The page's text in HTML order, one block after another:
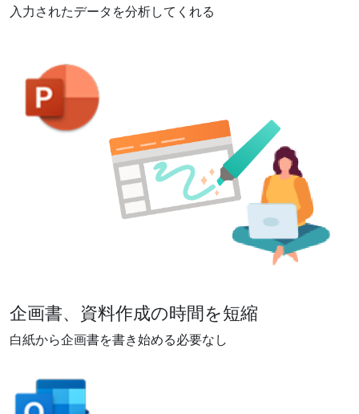
入力されたデータを分析してくれる
企画書、資料作成の時間を短縮
白紙から企画書を書き始める必要なし